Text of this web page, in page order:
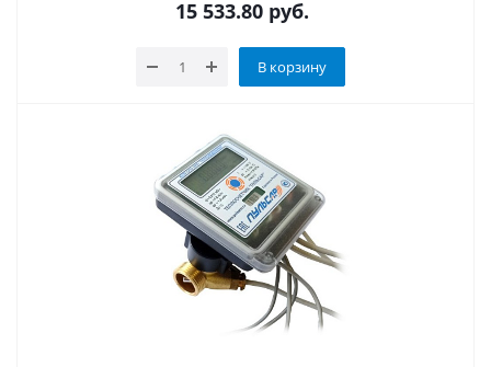
15 533.80руб.
В корзину